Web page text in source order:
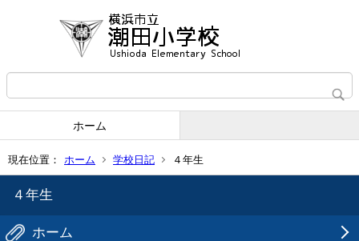
ホーム
現在位置： ホーム 学校日記 ４年生
４年生
ホーム